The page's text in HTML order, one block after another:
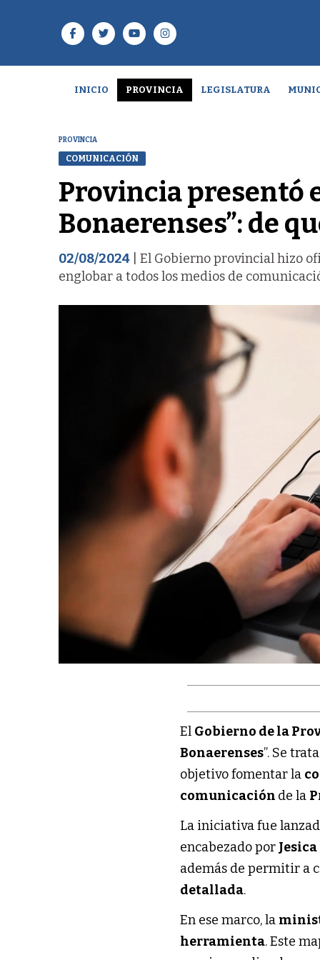
INICIO PROVINCIA LEGISLATURA
PROVINCIA
COMUNICACIÓN
Provincia presentó
Bonaerenses”: de
02/08/2024 | El Gobierno provincial hizo
englobar a todos los medios de
El Gobierno de la
Bonaerenses”. Se
objetivo fomentar la
comunicación de la
La iniciativa fue
encabezado por Jesica
además de permitir a
detallada.
En ese marco, la
herramienta. Este